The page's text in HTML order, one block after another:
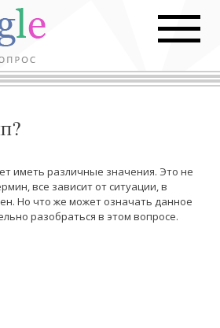
иметь различные значения. Это не
все зависит от ситуации, в
Но что же может означать данное
разобраться в этом вопросе.